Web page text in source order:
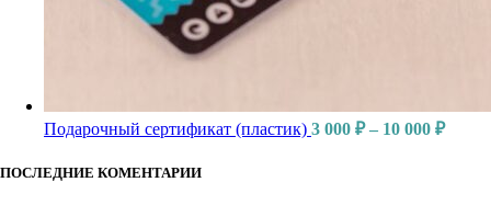
Подарочный сертификат (пластик) 3 000 ₽ – 10 000 ₽
ПОСЛЕДНИЕ КОМЕНТАРИИ